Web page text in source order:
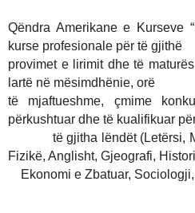
Qëndra Amerikane e Kurseve
kurse profesionale për të gjithë
provimet e lirimit dhe të
lartë në
të mjaftueshme, çmime
përkushtuar dhe
të gjitha lëndët (Letërsi,
Fizikë, Anglisht, Gjeografi,
Ekonomi e Zbatuar,